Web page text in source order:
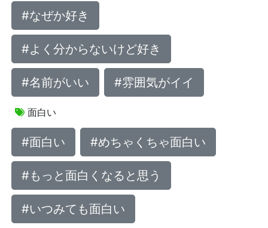
#なぜか好き
#よく分からないけど好き
#名前がいい #雰囲気がイイ
面白い
#面白い #めちゃくちゃ面白い
#もっと面白くなると思う
#いつみても面白い